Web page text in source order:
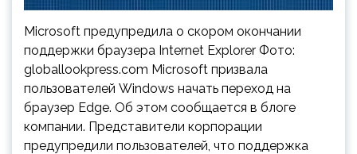
Microsoft предупредила о скором окончании
поддержки браузера Internet Explorer Фото:
globallookpress.com Microsoft призвала
пользователей Windows начать переход на
браузер Edge. Об этом сообщается в блоге
компании. Представители корпорации
предупредили пользователей, что поддержка